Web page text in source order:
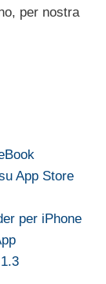
per nostra
App Store
per iPhone